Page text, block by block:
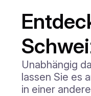
Unabhängig
lassen Sie es
in einer